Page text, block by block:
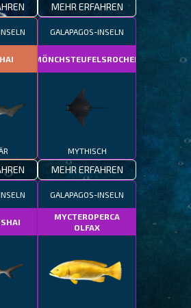
MEHR ERFAHREN
GALAPAGOS-INSELN
MÖNCHSTEUFELSROCHEN
MYTHISCH
MEHR ERFAHREN
GALAPAGOS-INSELN
MYCTEROPERCA
OLFAX